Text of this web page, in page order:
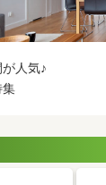
人気♪
集